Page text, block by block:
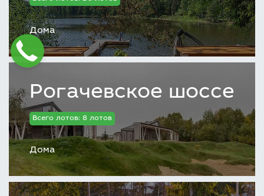
Дома
Рогачевское шоссе
Всего лотов: 8 лотов
Дома